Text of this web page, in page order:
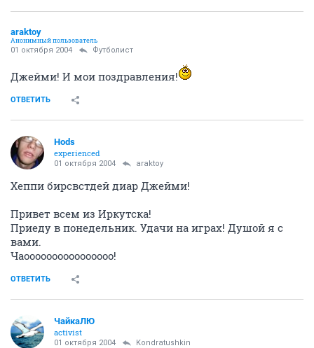
araktoy
Анонимный пользователь
01 октября 2004 Футболист
Джейми! И мои поздравления!
ОТВЕТИТЬ
Hods
experienced
01 октября 2004 araktoy
Хеппи бирсвстдей диар Джейми!
Привет всем из Иркутска!
Приеду в понедельник. Удачи на играх! Душой я с
вами.
Чаоооооооооооооооо!
ОТВЕТИТЬ
ЧайкаЛЮ
activist
01 октября 2004 Kondratushkin